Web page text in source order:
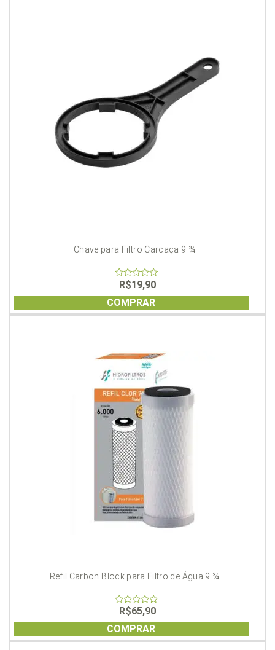
Chave para Filtro Carcaça 9 ¾
out
of
5
R$19,90
COMPRAR
Refil Carbon Block para Filtro de Água 9 ¾
of
5
R$65,90
COMPRAR